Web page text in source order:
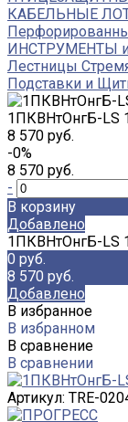
КАБЕЛЬНЫЕ
ИНСТРУМЕНТЫ
Лестницы
Подставки и
1ПКВНтОнгБ-LS
8 570 руб.
-0%
8 570 руб.
-
В корзину
Добавлено
1ПКВНтОнгБ-LS
0 руб.
8 570 руб.
Добавлено
В избранное
В избранном
В сравнение
В сравнении
Артикул: TRE-